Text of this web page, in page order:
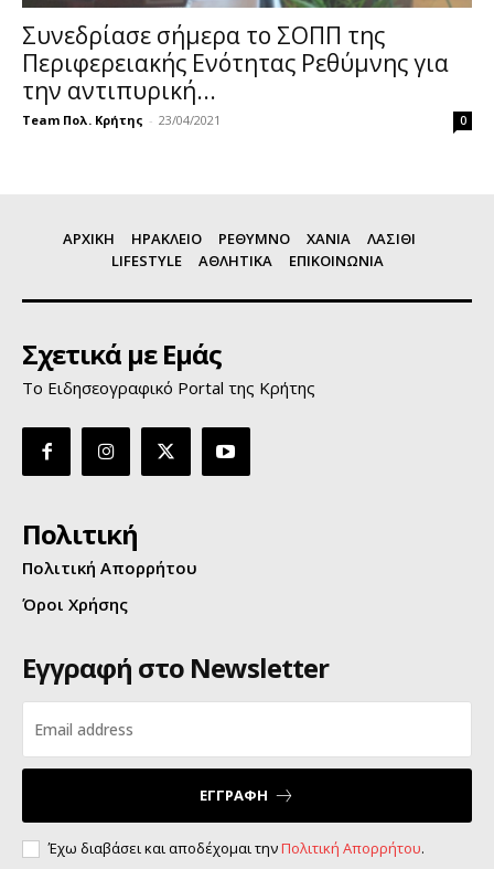
Συνεδρίασε σήμερα το ΣΟΠΠ της
Περιφερειακής Ενότητας Ρεθύμνης για
την αντιπυρική...
Team Πολ. Κρήτης - 23/04/2021 0
ΑΡΧΙΚΗ ΗΡΑΚΛΕΙΟ ΡΕΘΥΜΝΟ ΧΑΝΙΑ
ΛΑΣΙΘΙ
LIFESTYLE
ΑΘΛΗΤΙΚΑ ΕΠΙΚΟΙΝΩΝΙΑ
Σχετικά με Εμάς
Το Ειδησεογραφικό Portal της Κρήτης
Πολιτική
Πολιτική Απορρήτου
Όροι Χρήσης
Εγγραφή στο Newsletter
ΕΓΓΡΑΦΗ
Έχω διαβάσει και αποδέχομαι τηνΠολιτική Απορρήτου.